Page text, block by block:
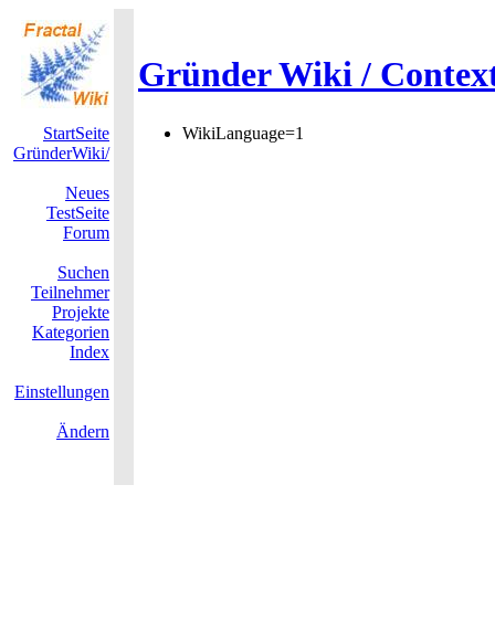
Gründer Wiki /
StartSeite
GründerWiki/
Neues
TestSeite
Forum
Suchen
Teilnehmer
Projekte
Kategorien
Index
Einstellungen
Ändern
WikiLanguage=1